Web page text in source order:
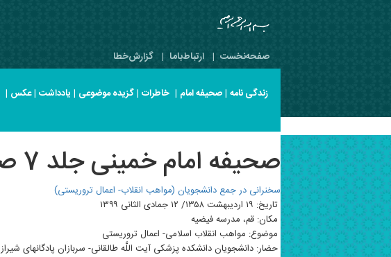
صفحه‌نخست | ارتباط‌با‌ما | گزارش‌خطا
زندگی نامه |صحیفه امام | خاطرات |گزیده موضوعی | یادداشت |عکس |
صحیفه امام خمینی جلد 7 صفحه 231
سخنرانی در جمع دانشجویان (مواهب انقلاب- اعمال تروریستی)
تاریخ: ۱۹ اردیبهشت ۱۳۵۸/ ۱۲ جمادی الثانی ۱۳۹۹
مکان: قم، مدرسه فیضیه
موضوع: مواهب انقلاب اسلامی- اعمال تروریستی
حضار: دانشجویان دانشکده پزشکی آیت اللَّه طالقانی- سربازان پادگانهای شیراز